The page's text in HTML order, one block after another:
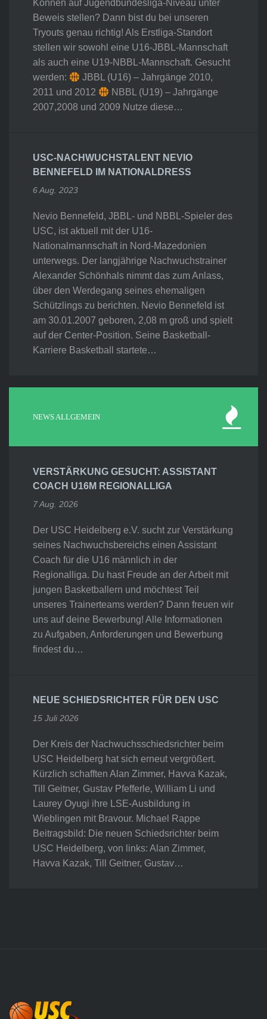
Können auf Jugendbundesliga-Niveau unter
Beweis stellen? Dann bist du bei unseren
Tryouts genau richtig! Als Erstliga-Standort
stellen wir sowohl eine U16-JBBL-Mannschaft
als auch eine U19-NBBL-Mannschaft. Gesucht
werden:
JBBL (U16) – Jahrgänge 2010,
2011 und 2012
NBBL (U19) – Jahrgänge
2007,2008 und 2009 Nutze diese…
USC-NACHWUCHSTALENT NEVIO
BENNEFELD IM NATIONALDRESS
6 Aug. 2023
Nevio Bennefeld, JBBL- und NBBL-Spieler des
USC, ist aktuell mit der U16-
Nationalmannschaft in Nord-Mazedonien
unterwegs. Der langjährige Nachwuchstrainer
Alexander Schönhals nimmt das zum Anlass,
über den Werdegang seines ehemaligen
Schützlings zu berichten. Nevio Bennefeld ist
am 30.01.2007 geboren, 2,08 m groß und spielt
auf der Center-Position. Seine Basketball-
Karriere Basketball startete…
NEWS ALLGEMEIN
VERSTÄRKUNG GESUCHT: ASSISTANT
COACH U16M REGIONALLIGA
7 Aug. 2026
Der USC Heidelberg e.V. sucht zur Verstärkung
seines Nachwuchsbereichs einen Assistant
Coach für die U16 männlich in der
Regionalliga. Du hast Freude an der Arbeit mit
jungen Basketballern und möchtest Teil
unseres Trainerteams werden? Dann freuen wir
uns auf deine Bewerbung! Alle Informationen
zu Aufgaben, Anforderungen und Bewerbung
findest du…
NEUE SCHIEDSRICHTER FÜR DEN USC
15 Juli 2026
Der Kreis der Nachwuchsschiedsrichter beim
USC Heidelberg hat sich erneut vergrößert.
Kürzlich schafften Alan Zimmer, Havva Kazak,
Till Geitner, Gustav Pfefferle, William Li und
Laurey Oyugi ihre LSE-Ausbildung in
Wieblingen mit Bravour. Michael Rappe
Beitragsbild: Die neuen Schiedsrichter beim
USC Heidelberg, von links: Alan Zimmer,
Havva Kazak, Till Geitner, Gustav…